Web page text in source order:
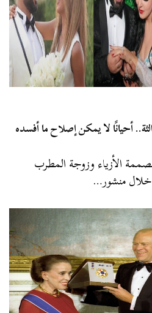
أحيانًا لا يمكن إصلاح ما أفسده
الأزياء وزوجة المطرب
منشور…